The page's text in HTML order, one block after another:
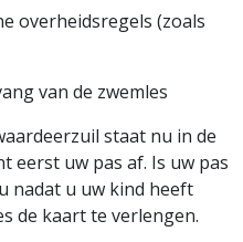
overheidsregels (zoals
van de zwemles
staat nu in de
eerst uw pas af. Is uw pas
nadat u uw kind heeft
de kaart te verlengen.